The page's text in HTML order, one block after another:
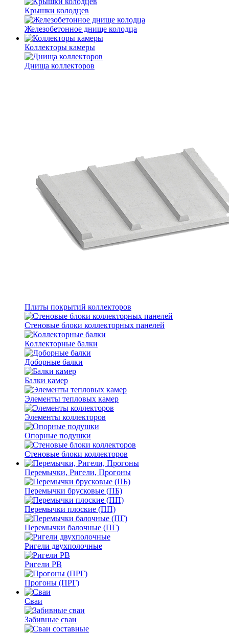
Крышки колодцев
Железобетонное днище колодца
Коллекторы камеры
Днища коллекторов
Плиты покрытий коллекторов
Стеновые блоки коллекторных панелей
Коллекторные балки
Доборные балки
Балки камер
Элементы тепловых камер
Элементы коллекторов
Опорные подушки
Стеновые блоки коллекторов
Перемычки, Ригели, Прогоны
Перемычки брусковые (ПБ)
Перемычки плоские (ПП)
Перемычки балочные (ПГ)
Ригели двухполочные
Ригели РВ
Прогоны (ПРГ)
Сваи
Забивные сваи